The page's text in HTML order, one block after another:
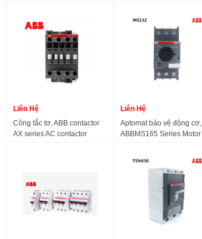
110/145-150-175-210-260-
Liên Hệ
Công tắc tơ, ABB contactor
AX series AC contactor
Liên Hệ
Aptomat bảo vệ động cơ,
ABBMS165 Series Motor
20A25A32A42A54A65A